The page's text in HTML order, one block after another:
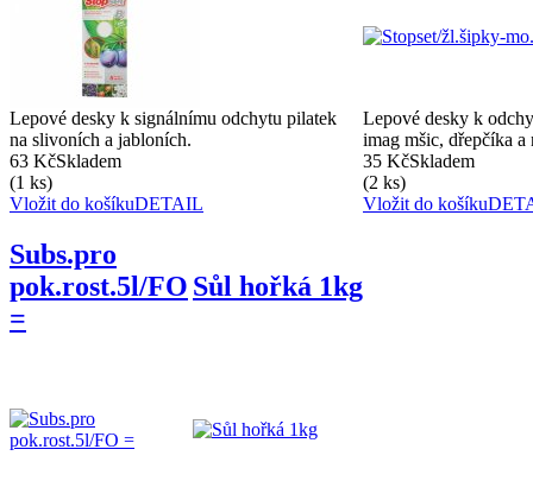
Lepové desky k signálnímu odchytu pilatek
na slivoních a jabloních.
Lepové desky k
imag mšic, dřepčíka a
63 KčSkladem
(1 ks)
Vložit do košíkuDETAIL
35 KčSkladem
(2 ks)
Vložit do košíku
Subs.pro
pok.rost.5l/FO
=
Sůl hořká 1kg